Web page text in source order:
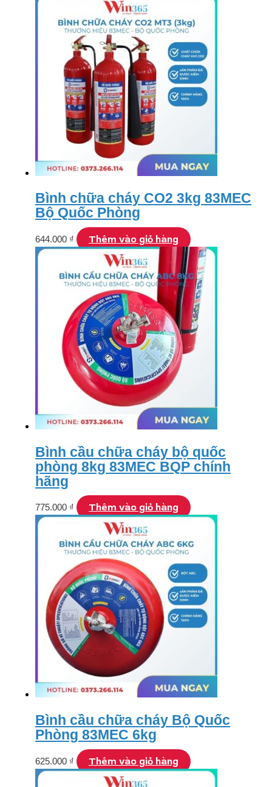
Bình chữa cháy CO2 3kg 83MEC
Bộ Quốc Phòng
644.000 ₫ Thêm vào giỏ hàng
Bình cầu chữa cháy bộ quốc
phòng 8kg 83MEC BQP chính
hãng
775.000 ₫ Thêm vào giỏ hàng
Bình cầu chữa cháy Bộ Quốc
Phòng 83MEC 6kg
625.000 ₫ Thêm vào giỏ hàng